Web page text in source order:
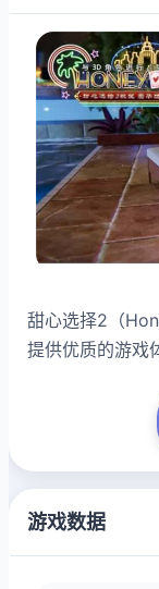
甜心选择2（
提供优质的游戏
游戏数据